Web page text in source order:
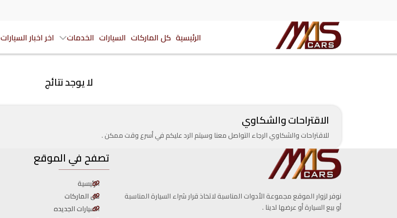
الرئيسية كل الماركات السيارات الخدمات اخر اخبار السيارات
لا يوجد نتائج
الاقتراحات والشكاوي
للاقتراحات والشكاوي الرجاء التواصل معنا وسيتم الرد عليكم في أسرع وقت ممكن .
نوفر لزوار الموقع مجموعة الأدوات المناسبة لاتخاذ قرار شراء السيارة المناسبة
أو بيع السيارة أو عرضها لدينا .
تصفح في الموقع
الرئيسية
كل الماركات
السيارات الجديده